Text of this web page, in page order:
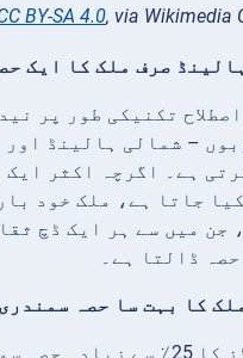
BY-SA 4.0, via Wikimedia
تکنیکی طور پر
– شمالی ہالینڈ
ہے۔ اگرچہ اکثر ایک
جاتا ہے، ملک خود
جن میں سے ہر ایک ڈچ
ڈالتا ہے۔
نیدرلینڈز کا 25٪ سے